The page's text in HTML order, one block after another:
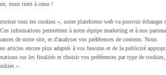
Jeux extérieurs
nous tient à cœur !
tous les cookies », notre plateforme web va pouvoir échanger
informations permettent à notre équipe marketing et à nos
de notre site, et d'analyser vos préférences de contenu. Nous
articles encore plus adaptés à vos besoins et de la publicité
sur les finalités et choisir vos préférences par type de cookies,
».